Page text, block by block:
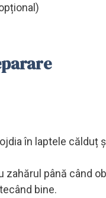
în laptele călduț
zahărul până când
bine.